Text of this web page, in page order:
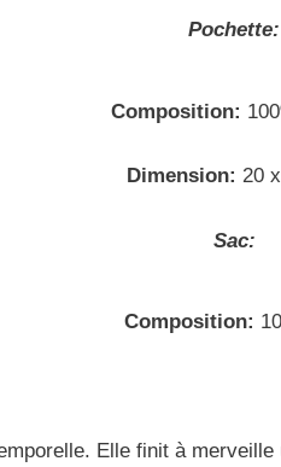
Pochette:
Composition:
Dimension: 20
Sac:
Composition:
Elle finit à